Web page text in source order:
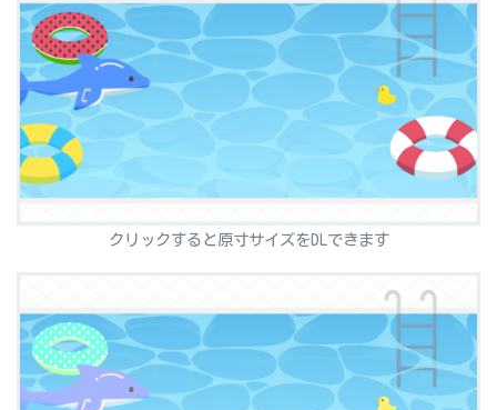
クリックすると原寸サイズをDLできます